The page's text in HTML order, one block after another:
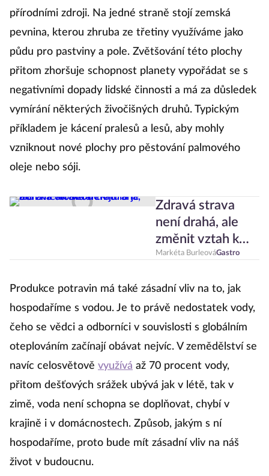
přírodními zdroji. Na jedné straně stojí zemská
pevnina, kterou zhruba ze třetiny využíváme jako
půdu pro pastviny a pole. Zvětšování této plochy
přitom zhoršuje schopnost planety vypořádat se s
negativními dopady lidské činnosti a má za důsledek
vymírání některých živočišných druhů. Typickým
příkladem je kácení pralesů a lesů, aby mohly
vzniknout nové plochy pro pěstování palmového
oleje nebo sóji.
Zdravá strava
není drahá, ale
změnit vztah k
jídlu je běh na
Markéta BurleováGastro
Produkce potravin má také zásadní vliv na to, jak
hospodaříme s vodou. Je to právě nedostatek vody,
čeho se vědci a odborníci v souvislosti s globálním
oteplováním začínají obávat nejvíc. V zemědělství se
navíc celosvětově využívá až 70 procent vody,
přitom dešťových srážek ubývá jak v létě, tak v
zimě, voda není schopna se doplňovat, chybí v
krajině i v domácnostech. Způsob, jakým s ní
hospodaříme, proto bude mít zásadní vliv na náš
život v budoucnu.